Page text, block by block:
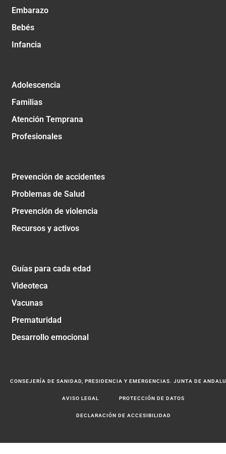
Embarazo
Bebés
Infancia
Adolescencia
Familias
Atención Temprana
Profesionales
Prevención de accidentes
Problemas de Salud
Prevención de violencia
Recursos y activos
Guías para cada edad
Videoteca
Vacunas
Prematuridad
Desarrollo emocional
CONSEJERÍA DE SANIDAD, PRESIDENCIA Y EMERGENCIAS. JUNTA DE
AVISO LEGAL PROTECCIÓN DE DATOS
DECLARACIÓN DE ACCESIBILIDAD